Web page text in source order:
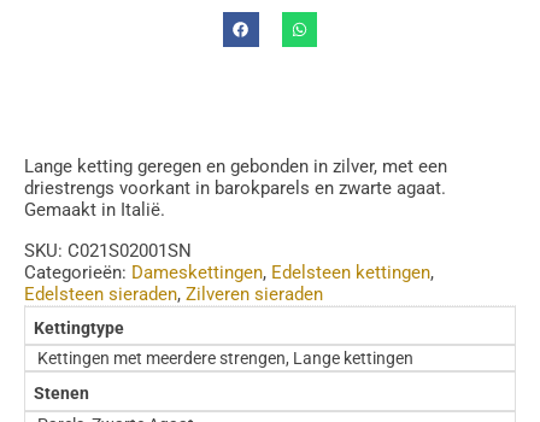
Lange ketting geregen en gebonden in zilver, met een
driestrengs voorkant in barokparels en zwarte agaat.
Gemaakt in Italië.
SKU: C021S02001SN
Categorieën: Dameskettingen, Edelsteen kettingen,
Edelsteen sieraden, Zilveren sieraden
Kettingtype
Kettingen met meerdere strengen, Lange kettingen
Stenen